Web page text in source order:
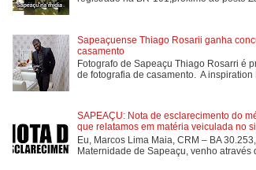
Sapeaçuense Thiago Rosarii ganha
casamento
Fotografo de Sapeaçu Thiago Rosarri é
de fotografia de casamento. A inspiration
SAPEAÇU: Nota de esclarecimento do
que relatamos em matéria veiculada no
Eu, Marcos Lima Maia, CRM – BA
Maternidade de Sapeaçu, venho através